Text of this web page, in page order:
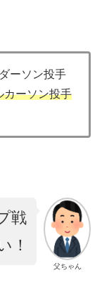
ーソン投手
カーソン投手
父ちゃん
戦
！